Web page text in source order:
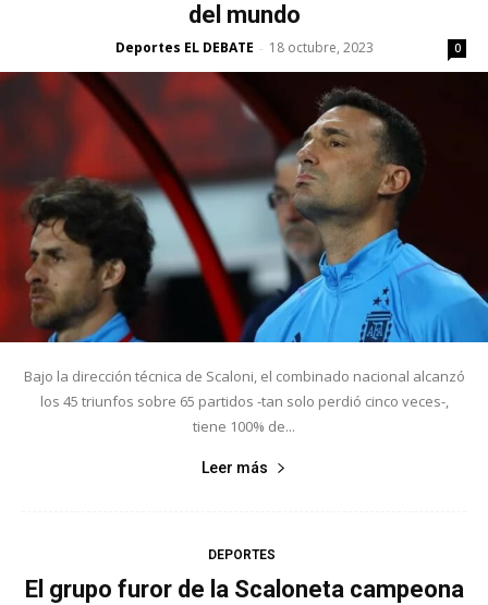
del mundo
Deportes EL DEBATE - 18 octubre, 2023 0
Bajo la dirección técnica de Scaloni, el combinado nacional alcanzó
los 45 triunfos sobre 65 partidos -tan solo perdió cinco veces-,
tiene 100% de...
Leer más
DEPORTES
El grupo furor de la Scaloneta campeona